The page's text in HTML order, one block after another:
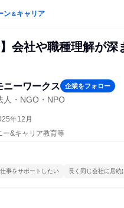
ン＆キャリア
】会社や職種理解が
ニーワークス 企業をフォロー
人・NGO・NPO
年12月
ー&キャリア教育等
仕事をサポートしたい 長く同じ会社に居続